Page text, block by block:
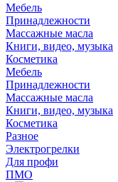
Мебель
Принадлежности
Массажные масла
Книги, видео, музыка
Косметика
Мебель
Принадлежности
Массажные масла
Книги, видео, музыка
Косметика
Разное
Электрогрелки
Для профи
ПМО